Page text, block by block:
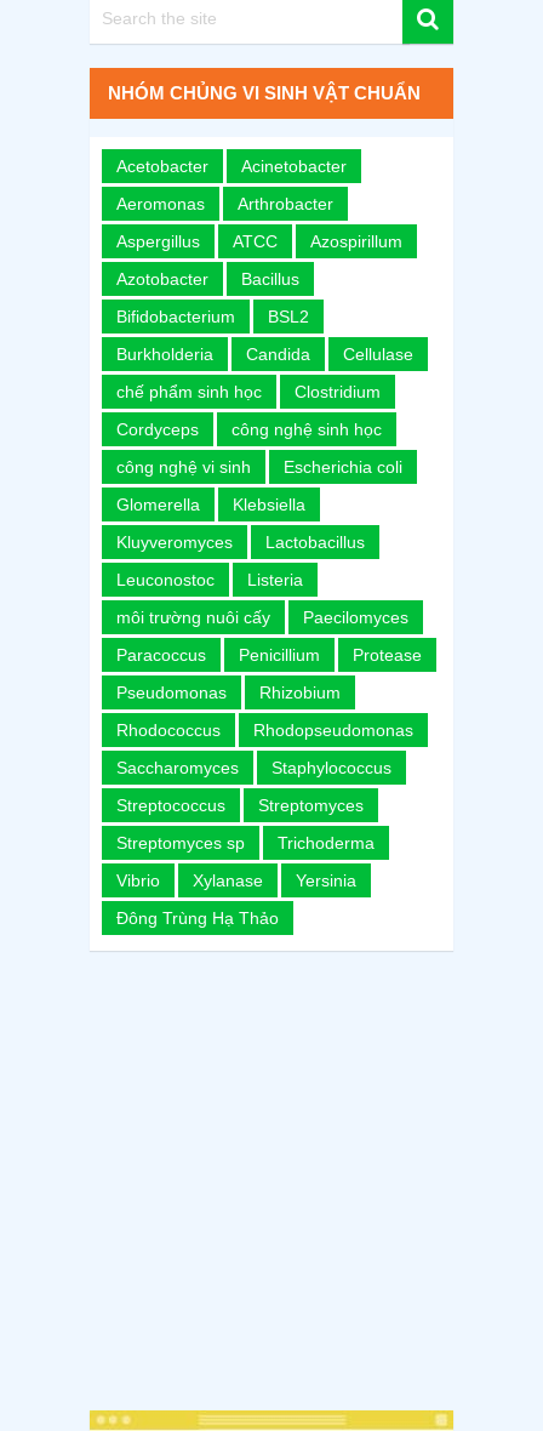
NHÓM CHỦNG VI SINH VẬT CHUẨN
Acetobacter
Acinetobacter
Aeromonas
Arthrobacter
Aspergillus
ATCC
Azospirillum
Azotobacter
Bacillus
Bifidobacterium
BSL2
Burkholderia
Candida
Cellulase
chế phẩm sinh học
Clostridium
Cordyceps
công nghệ sinh học
công nghệ vi sinh
Escherichia coli
Glomerella
Klebsiella
Kluyveromyces
Lactobacillus
Leuconostoc
Listeria
môi trường nuôi cấy
Paecilomyces
Paracoccus
Penicillium
Protease
Pseudomonas
Rhizobium
Rhodococcus
Rhodopseudomonas
Saccharomyces
Staphylococcus
Streptococcus
Streptomyces
Streptomyces sp
Trichoderma
Vibrio
Xylanase
Yersinia
Đông Trùng Hạ Thảo